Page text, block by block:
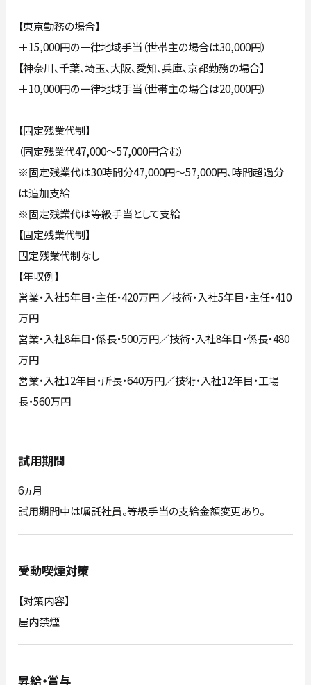
【東京勤務の場合】
＋15,000円の一律地域手当（世帯主の場合は30,000円）
【神奈川、千葉、埼玉、大阪、愛知、兵庫、京都勤務の場合】
＋10,000円の一律地域手当（世帯主の場合は20,000円）
【固定残業代制】
（固定残業代47,000～57,000円含む）
※固定残業代は30時間分47,000円～57,000円、時間超過分
は追加支給
※固定残業代は等級手当として支給
【固定残業代制】
固定残業代制なし
【年収例】
営業・入社5年目・主任・420万円 ／技術・入社5年目・主任・410
万円
営業・入社8年目・係長・500万円／技術・入社8年目・係長・480
万円
営業・入社12年目・所長・640万円／技術・入社12年目・工場
長・560万円
試用期間
6ヵ月
試用期間中は嘱託社員。等級手当の支給金額変更あり。
受動喫煙対策
【対策内容】
屋内禁煙
昇給・賞与